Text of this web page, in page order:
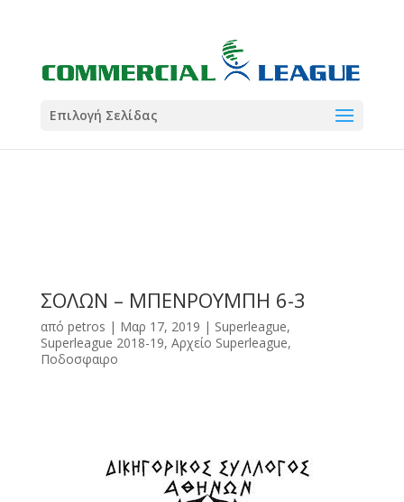
Coral
Σωματείο ΣΟΛ
Coral
5
Επιλογή Σελίδας
ΣΟΛΩΝ – ΜΠΕΝΡΟΥΜΠΗ 6-3
από petros | Μαρ 17, 2019 | Superleague,
Superleague 2018-19, Αρχείο Superleague,
Ποδοσφαιρο